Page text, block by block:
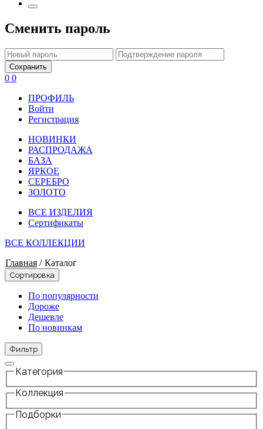
Сменить пароль
Сохранить
0 0
ПРОФИЛЬ
Войти
Регистрация
НОВИНКИ
РАСПРОДАЖА
БАЗА
ЯРКОЕ
СЕРЕБРО
ЗОЛОТО
ВСЕ ИЗДЕЛИЯ
Сертификаты
ВСЕ КОЛЛЕКЦИИ
Главная / Каталог
Сортировка
По популярности
Дороже
Дешевле
По новинкам
Фильтр
Категория
Коллекция
Подборки